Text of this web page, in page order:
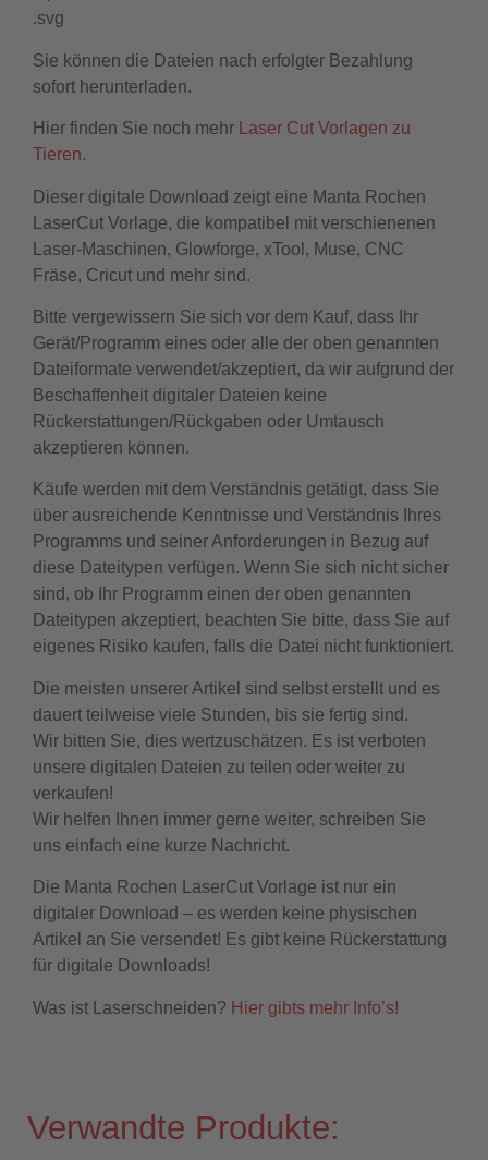
.svg
Sie können die Dateien nach erfolgter Bezahlung
sofort herunterladen.
Hier finden Sie noch mehr
Laser Cut Vorlagen zu
Tieren.
Dieser digitale Download zeigt eine Manta Rochen
LaserCut Vorlage, die kompatibel mit verschienenen
Laser-Maschinen, Glowforge, xTool, Muse, CNC
Fräse, Cricut und mehr sind.
Bitte vergewissern Sie sich vor dem Kauf, dass Ihr
Gerät/Programm eines oder alle der oben genannten
Dateiformate verwendet/akzeptiert, da wir aufgrund der
Beschaffenheit digitaler Dateien keine
Rückerstattungen/Rückgaben oder Umtausch
akzeptieren können.
Käufe werden mit dem Verständnis getätigt, dass Sie
über ausreichende Kenntnisse und Verständnis Ihres
Programms und seiner Anforderungen in Bezug auf
diese Dateitypen verfügen. Wenn Sie sich nicht sicher
sind, ob Ihr Programm einen der oben genannten
Dateitypen akzeptiert, beachten Sie bitte, dass Sie auf
eigenes Risiko kaufen, falls die Datei nicht funktioniert.
Die meisten unserer Artikel sind selbst erstellt und es
dauert teilweise viele Stunden, bis sie fertig sind.
Wir bitten Sie, dies wertzuschätzen. Es ist verboten
unsere digitalen Dateien zu teilen oder weiter zu
verkaufen!
Wir helfen Ihnen immer gerne weiter, schreiben Sie
uns einfach eine kurze Nachricht.
Die Manta Rochen LaserCut Vorlage ist nur ein
digitaler Download – es werden keine physischen
Artikel an Sie versendet! Es gibt keine Rückerstattung
für digitale Downloads!
Was ist Laserschneiden? Hier gibts mehr Info’s!
Verwandte Produkte: